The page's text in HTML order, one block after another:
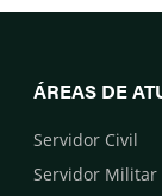
ÁREAS DE
Servidor Civil
Servidor Militar